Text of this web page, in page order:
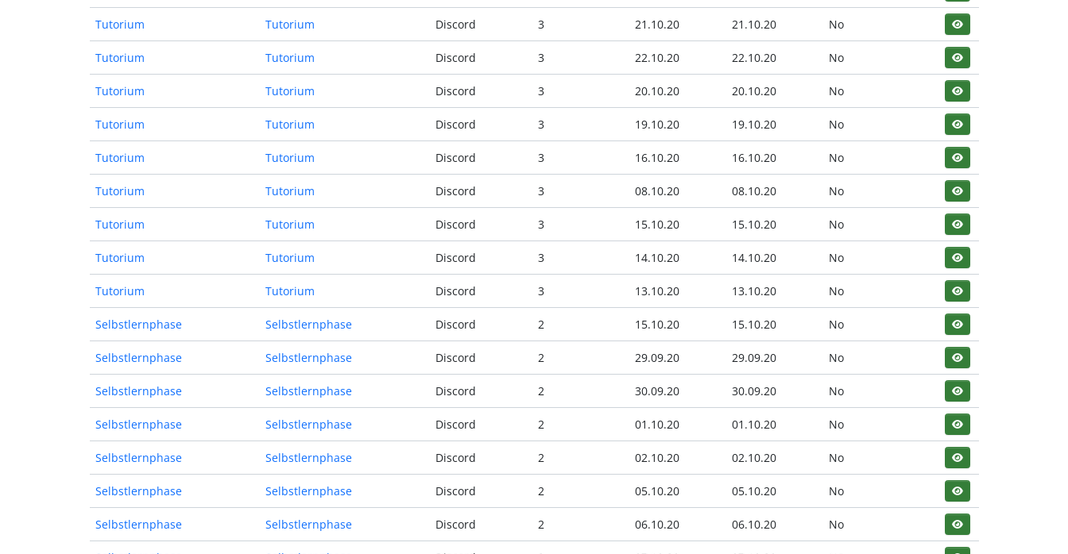
Tutorium Tutorium Discord 3 21.10.20 21.10.20 No
Tutorium Tutorium Discord 3 22.10.20 22.10.20 No
Tutorium Tutorium Discord 3 20.10.20 20.10.20 No
Tutorium Tutorium Discord 3 19.10.20 19.10.20 No
Tutorium Tutorium Discord 3 16.10.20 16.10.20 No
Tutorium Tutorium Discord 3 08.10.20 08.10.20 No
Tutorium Tutorium Discord 3 15.10.20 15.10.20 No
Tutorium Tutorium Discord 3 14.10.20 14.10.20 No
Tutorium Tutorium Discord 3 13.10.20 13.10.20 No
Selbstlernphase Selbstlernphase Discord 2 15.10.20 15.10.20 No
Selbstlernphase Selbstlernphase Discord 2 29.09.20 29.09.20 No
Selbstlernphase Selbstlernphase Discord 2 30.09.20 30.09.20 No
Selbstlernphase Selbstlernphase Discord 2 01.10.20 01.10.20 No
Selbstlernphase Selbstlernphase Discord 2 02.10.20 02.10.20 No
Selbstlernphase Selbstlernphase Discord 2 05.10.20 05.10.20 No
Selbstlernphase Selbstlernphase Discord 2 06.10.20 06.10.20 No